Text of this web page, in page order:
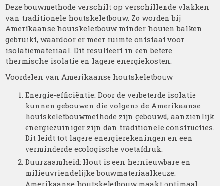
Deze bouwmethode verschilt op verschillende vlakken
van traditionele houtskeletbouw. Zo worden bij
Amerikaanse houtskeletbouw minder houten balken
gebruikt, waardoor er meer ruimte ontstaat voor
isolatiemateriaal. Dit resulteert in een betere
thermische isolatie en lagere energiekosten.
Voordelen van Amerikaanse houtskeletbouw
Energie-efficiëntie: Door de verbeterde isolatie
kunnen gebouwen die volgens de Amerikaanse
houtskeletbouwmethode zijn gebouwd, aanzienlijk
energiezuiniger zijn dan traditionele constructies.
Dit leidt tot lagere energierekeningen en een
verminderde ecologische voetafdruk.
Duurzaamheid: Hout is een hernieuwbare en
milieuvriendelijke bouwmateriaalkeuze.
Amerikaanse houtskeletbouw maakt optimaal